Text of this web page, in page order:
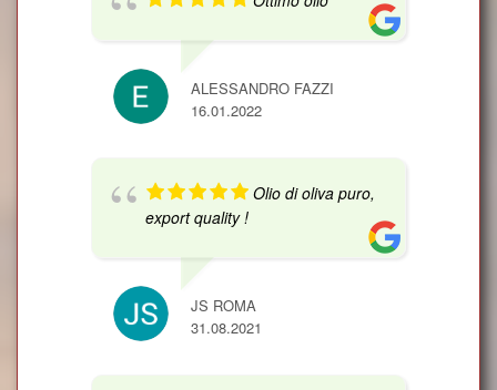
ALESSANDRO FAZZI
16.01.2022
Olio di oliva puro,
export quality !
JS ROMA
31.08.2021